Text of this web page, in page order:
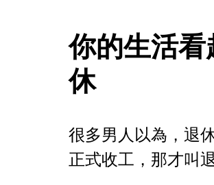
你的生活
休
很多男人以為，退
正式收工，那才叫退